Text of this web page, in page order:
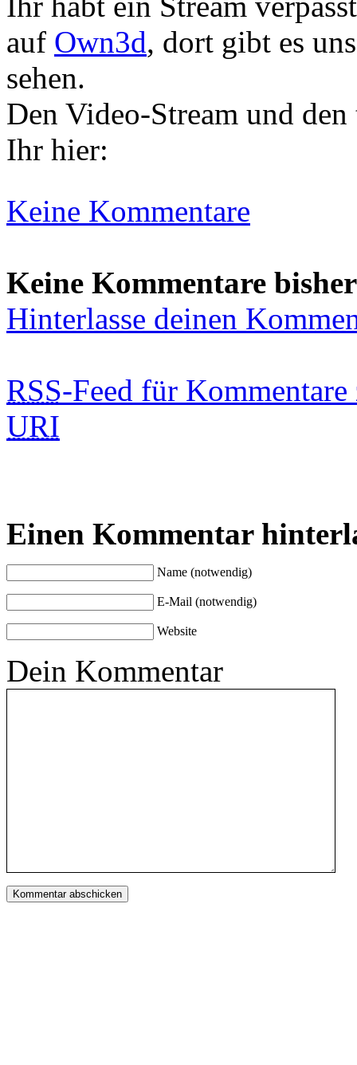
auf Own3d, dort gibt es
sehen.
Den Video-Stream und
Ihr hier:
Keine Kommentare
Keine Kommentare bisher
Hinterlasse deinen
RSS-Feed für
URI
Einen Kommentar
Name (notwendig)
E-Mail (notwendig)
Website
Dein Kommentar